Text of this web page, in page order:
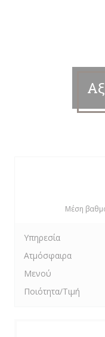
Μέση
Υπηρεσία
Ατμόσφαιρα
Μενού
Ποιότητα/Τιμή